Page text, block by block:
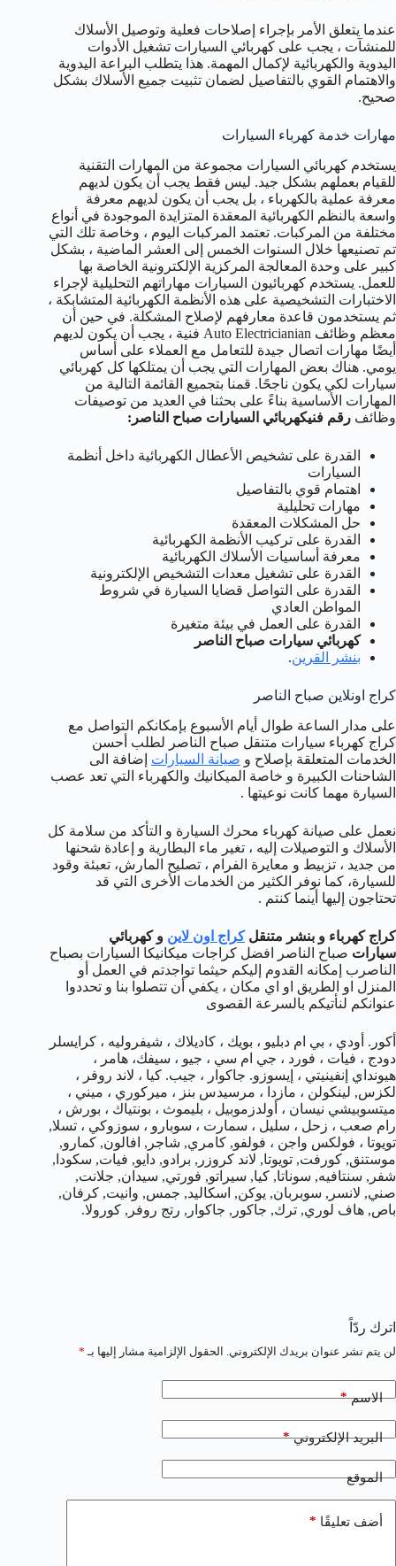
عندما يتعلق الأمر بإجراء إصلاحات فعلية وتوصيل الأسلاك
للمنشآت ، يجب على كهربائي السيارات تشغيل الأدوات
اليدوية والكهربائية لإكمال المهمة. هذا يتطلب البراعة اليدوية
والاهتمام القوي بالتفاصيل لضمان تثبيت جميع الأسلاك بشكل
صحيح.
مهارات خدمة كهرباء السيارات
يستخدم كهربائي السيارات مجموعة من المهارات التقنية
للقيام بعملهم بشكل جيد. ليس فقط يجب أن يكون لديهم
معرفة عملية بالكهرباء ، بل يجب أن يكون لديهم معرفة
واسعة بالنظم الكهربائية المعقدة المتزايدة الموجودة في أنواع
مختلفة من المركبات. تعتمد المركبات اليوم ، وخاصة تلك التي
تم تصنيعها خلال السنوات الخمس إلى العشر الماضية ، بشكل
كبير على وحدة المعالجة المركزية الإلكترونية الخاصة بها
للعمل. يستخدم كهربائيون السيارات مهاراتهم التحليلية لإجراء
الاختبارات التشخيصية على هذه الأنظمة الكهربائية المتشابكة ،
ثم يستخدمون قاعدة معارفهم لإصلاح المشكلة. في حين أن
معظم وظائف Auto Electricianian فنية ، يجب أن يكون لديهم
أيضًا مهارات اتصال جيدة للتعامل مع العملاء على أساس
يومي. هناك بعض المهارات التي يجب أن يمتلكها كل كهربائي
سيارات لكي يكون ناجحًا. قمنا بتجميع القائمة التالية من
المهارات الأساسية بناءً على بحثنا في العديد من توصيفات
وظائف رقم فنيكهربائي السيارات صباح الناصر :
القدرة على تشخيص الأعطال الكهربائية داخل أنظمة
السيارات
اهتمام قوي بالتفاصيل
مهارات تحليلية
حل المشكلات المعقدة
القدرة على تركيب الأنظمة الكهربائية
معرفة أساسيات الأسلاك الكهربائية
القدرة على تشغيل معدات التشخيص الإلكترونية
القدرة على التواصل قضايا السيارة في شروط
المواطن العادي
القدرة على العمل في بيئة متغيرة
كهربائي سيارات صباح الناصر
بنشر القرين.
كراج اونلاين صباح الناصر
على مدار الساعة طوال أيام الأسبوع بإمكانكم التواصل مع
كراج كهرباء سيارات متنقل صباح الناصر لطلب أحسن
الخدمات المتعلقة بإصلاح و صيانة السيارات إضافة الى
الشاحنات الكبيرة و خاصة الميكانيك والكهرباء التي تعد عصب
السيارة مهما كانت نوعيتها .
نعمل على صيانة كهرباء محرك السيارة و التأكد من سلامة كل
الأسلاك و التوصيلات إليه ، تغير ماء البطارية و إعادة شحنها
من جديد ، تزبيط و معايرة الفرام ، تصليح المارش، تعبئة وقود
للسيارة، كما نوفر الكثير من الخدمات الأخرى التي قد
تحتاجون إليها أينما كنتم .
كراج كهرباء و بنشر متنقلكراج اون لاين و كهربائي
سيارات صباح الناصر افضل كراجات ميكانيكا السيارات بصباح
الناصرب إمكانه القدوم إليكم حيثما تواجدتم في العمل أو
المنزل او الطريق او اي مكان ، يكفي أن تتصلوا بنا و تحددوا
عنوانكم لنأتيكم بالسرعة القصوى
أكور. أودي ، بي ام دبليو ، بويك ، كاديلاك ، شيفروليه ، كرايسلر
دودج ، فيات ، فورد ، جي ام سي ، جيو ، سيفك، هامر ،
هيونداي إنفينيتي ، إيسوزو. جاكوار ، جيب. كيا ، لاند روفر ،
لكزس, لينكولن ، مازدا ، مرسيدس بنز ، ميركوري ، ميني ،
ميتسوبيشي نيسان ، أولدزموبيل ، بليموث ، بونتياك ، بورش ،
رام صعب ، زحل ، سليل ، سمارت ، سوبارو ، سوزوكي ، تسلا,
تويوتا ، فولكس واجن ، فولفو, كامري, شاجر, افالون, كمارو,
موستنق, كورفت, تويوتا, لاند كروزر, برادو, دايو, فيات, سكودا,
شفر, سنتافيه, سوناتا, كيا, سيراتو, فورتي, سيدان, جلانت,
صني, لانسر, سوبربان, يوكن, اسكاليد, جمس, وانيت, كرفان,
باص, هاف لوري, ترك, جاكور, جاكوار, رتج روفر, كورولا.
اترك ردّاً
لن يتم نشر عنوان بريدك الإلكتروني. الحقول الإلزامية مشار إليها بـ *
الاسم*
البريد الإلكتروني*
الموقع
أضف تعليقًا *